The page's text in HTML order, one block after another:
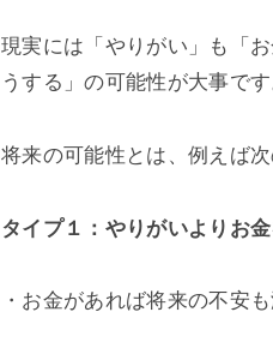
現実には「やりがい」も「
うする」の可能性が大事です
将来の可能性とは、例えば次
タイプ１：やりがいよりお
・お金があれば将来の不安